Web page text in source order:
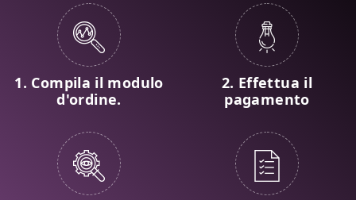
1. Compila il modulo
d'ordine.
2. Effettua il
pagamento